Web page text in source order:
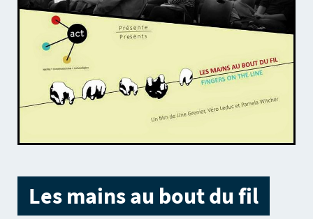
Les mains au bout du fil